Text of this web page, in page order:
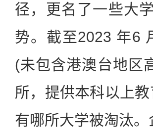
径，更名了一些大
势。截至2023 年6
(未包含港澳台地区
所，提供本科以上
有哪所大学被淘汰